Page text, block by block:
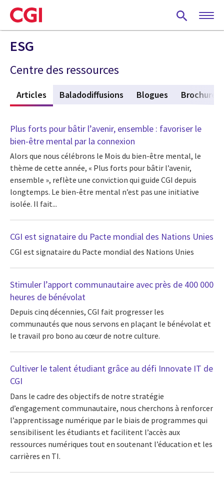
Skip
to
main
content
ESG
Centre des ressources
Articles (active tab)
Baladodiffusions Blogues Brochures
Plus forts pour bâtir l’avenir, ensemble : favoriser le
bien-être mental par la connexion
Alors que nous célébrons le Mois du bien-être mental, le
thème de cette année, « Plus forts pour bâtir l’avenir,
ensemble », reflète une conviction qui guide CGI depuis
longtemps. Le bien-être mental n’est pas une initiative
isolée. Il fait...
CGI est signataire du Pacte mondial des Nations Unies
CGI est signataire du Pacte mondial des Nations Unies
Stimuler l’apport communautaire avec près de 400 000
heures de bénévolat
Depuis cinq décennies, CGI fait progresser les
communautés que nous servons en plaçant le bénévolat et
le travail pro bono au cœur de notre culture.
Cultiver le talent étudiant grâce au défi Innovate IT de
CGI
Dans le cadre des objectifs de notre stratégie
d’engagement communautaire, nous cherchons à renforcer
l’apprentissage numérique par le biais de programmes qui
sensibilisent les étudiants et facilitent l’accès aux
ressources numériques tout en soutenant l’éducation et les
carrières en TI.